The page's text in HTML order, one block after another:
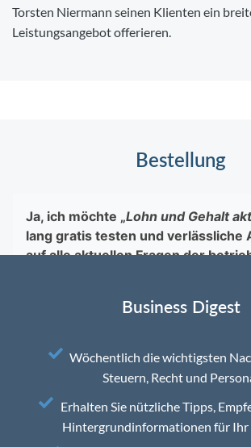
Torsten Niermann seinen Klienten ein
Leistungsangebot offerieren.
Bestellung
Business Digest
Wöchentlich die wichtigsten
Steuern, Recht und
Erhalten Sie nützliche Tipps,
Hintergrundinformationen für Ihr